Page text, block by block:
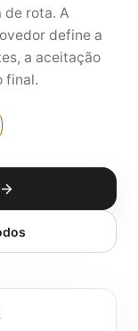
de rota. A
define a
a aceitação
final.